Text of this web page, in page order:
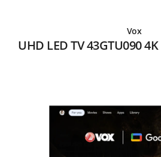
Vox
UHD LED TV 43GTU090